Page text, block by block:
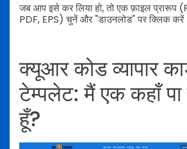
जब आप इसे कर लिया हो, तो एक फ़ाइल प्रारूप
PDF, EPS) चुनें और "डाउनलोड" पर क्लिक
क्यूआर कोड व्यापार
टेम्पलेट: मैं एक कहाँ
हूँ?